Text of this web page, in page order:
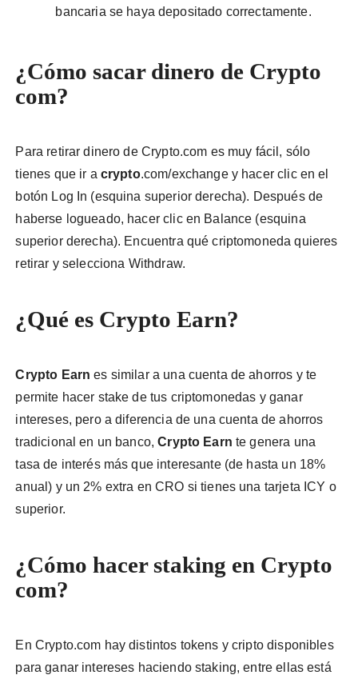
bancaria se haya depositado correctamente.
¿Cómo sacar dinero de Crypto
com?
Para retirar dinero de Crypto.com es muy fácil, sólo
tienes que ir a crypto.com/exchange y hacer clic en el
botón Log In (esquina superior derecha). Después de
haberse logueado, hacer clic en Balance (esquina
superior derecha). Encuentra qué criptomoneda quieres
retirar y selecciona Withdraw.
¿Qué es Crypto Earn?
Crypto Earn es similar a una cuenta de ahorros y te
permite hacer stake de tus criptomonedas y ganar
intereses, pero a diferencia de una cuenta de ahorros
tradicional en un banco,Crypto Earn te genera una
tasa de interés más que interesante (de hasta un 18%
anual) y un 2% extra en CRO si tienes una tarjeta ICY o
superior.
¿Cómo hacer staking en Crypto
com?
En Crypto.com hay distintos tokens y cripto disponibles
para ganar intereses haciendo staking, entre ellas está